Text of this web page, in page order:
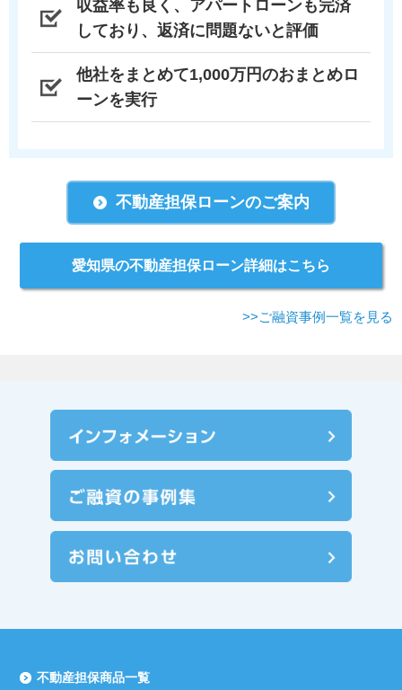
収益率も良く、アパートローンも完済
しており、返済に問題ないと評価
他社をまとめて1,000万円のおまとめロ
ーンを実行
不動産担保ローンのご案内
愛知県の不動産担保ローン詳細はこちら
>>ご融資事例一覧を見る
不動産担保商品一覧